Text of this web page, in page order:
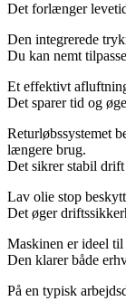
Det forlænger
Den integrerede
Du kan nemt
Et effektivt
Det sparer tid og
Returløbssystemet
længere brug.
Det sikrer stabil drift
Lav olie stop
Det øger
Maskinen er ideel til
Den klarer både
På en typisk